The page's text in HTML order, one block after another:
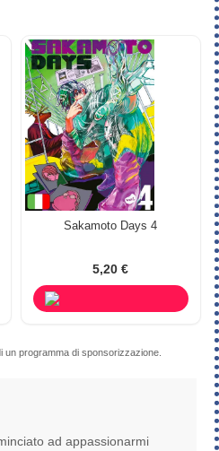
Sakamoto Days 4
5,20 €
un programma di sponsorizzazione.
ad appassionarmi